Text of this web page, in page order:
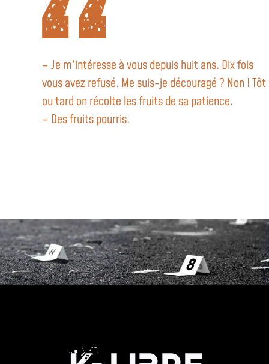
– Je m'intéresse à vous depuis huit ans. Dix fois
vous avez refusé. Me suis-je découragé ? Non ! Tôt
ou tard on récolte les fruits de sa patience.
– Des fruits pourris.